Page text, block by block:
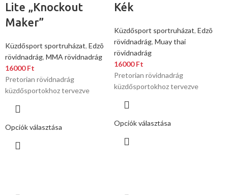
Lite „Knockout
Maker”
Küzdősport sportruházat, Edzõ
rövidnadrág, MMA rövidnadrág
16000Ft
Pretorian rövidnadrág
küzdősportokhoz tervezve
Opciók választása
Kék
Küzdősport sportruházat, Edzõ
rövidnadrág, Muay thai
rövidnadrág
16000Ft
Pretorian rövidnadrág
küzdősportokhoz tervezve
Opciók választása